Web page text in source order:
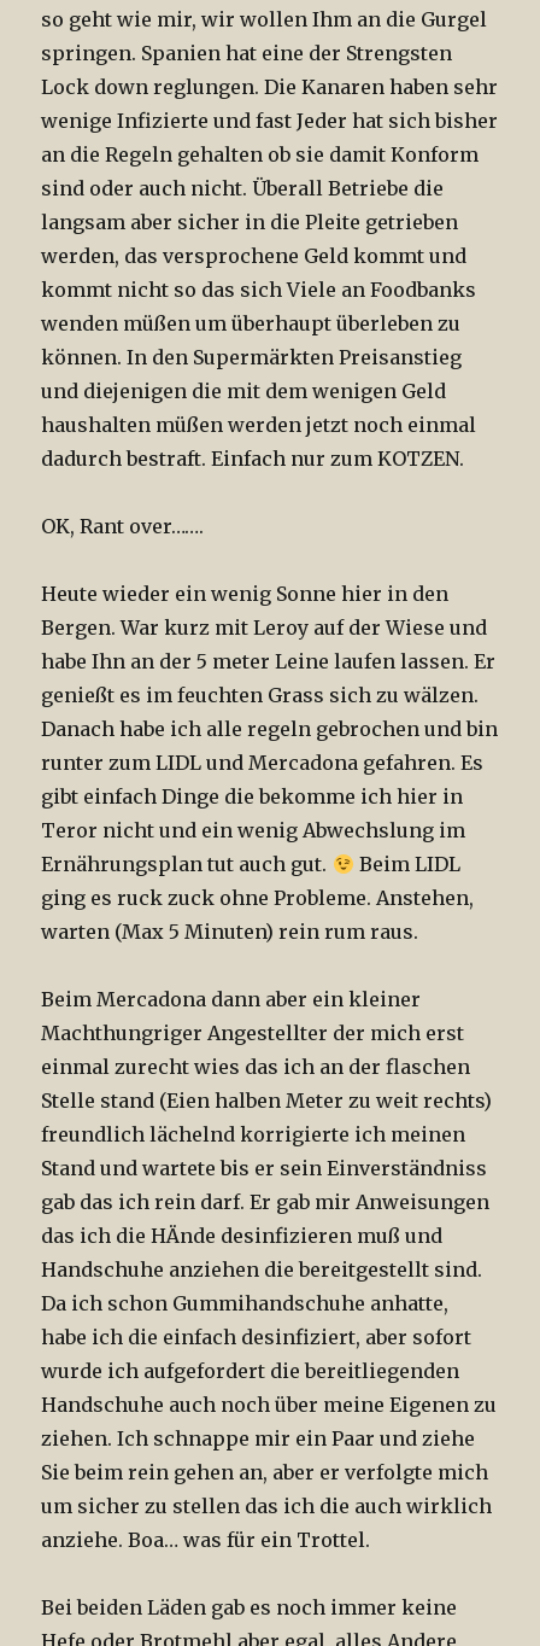
so geht wie mir, wir wollen Ihm an die Gurgel
springen. Spanien hat eine der Strengsten
Lock down reglungen. Die Kanaren haben sehr
wenige Infizierte und fast Jeder hat sich bisher
an die Regeln gehalten ob sie damit Konform
sind oder auch nicht. Überall Betriebe die
langsam aber sicher in die Pleite getrieben
werden, das versprochene Geld kommt und
kommt nicht so das sich Viele an Foodbanks
wenden müßen um überhaupt überleben zu
können. In den Supermärkten Preisanstieg
und diejenigen die mit dem wenigen Geld
haushalten müßen werden jetzt noch einmal
dadurch bestraft. Einfach nur zum KOTZEN.
OK, Rant over…….
Heute wieder ein wenig Sonne hier in den
Bergen. War kurz mit Leroy auf der Wiese und
habe Ihn an der 5 meter Leine laufen lassen. Er
genießt es im feuchten Grass sich zu wälzen.
Danach habe ich alle regeln gebrochen und bin
runter zum LIDL und Mercadona gefahren. Es
gibt einfach Dinge die bekomme ich hier in
Teror nicht und ein wenig Abwechslung im
Ernährungsplan tut auch gut.
Beim LIDL
ging es ruck zuck ohne Probleme. Anstehen,
warten (Max 5 Minuten) rein rum raus.
Beim Mercadona dann aber ein kleiner
Machthungriger Angestellter der mich erst
einmal zurecht wies das ich an der flaschen
Stelle stand (Eien halben Meter zu weit rechts)
freundlich lächelnd korrigierte ich meinen
Stand und wartete bis er sein Einverständniss
gab das ich rein darf. Er gab mir Anweisungen
das ich die HÄnde desinfizieren muß und
Handschuhe anziehen die bereitgestellt sind.
Da ich schon Gummihandschuhe anhatte,
habe ich die einfach desinfiziert, aber sofort
wurde ich aufgefordert die bereitliegenden
Handschuhe auch noch über meine Eigenen zu
ziehen. Ich schnappe mir ein Paar und ziehe
Sie beim rein gehen an, aber er verfolgte mich
um sicher zu stellen das ich die auch wirklich
anziehe. Boa… was für ein Trottel.
Bei beiden Läden gab es noch immer keine